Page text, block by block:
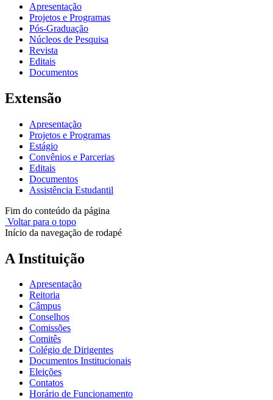
Apresentação
Projetos e Programas
Pós-Graduação
Núcleos de Pesquisa
Revista
Editais
Documentos
Extensão
Apresentação
Projetos e Programas
Estágio
Convênios e Parcerias
Editais
Documentos
Assistência Estudantil
Fim do conteúdo da página
Voltar para o topo
Início da navegação de rodapé
A Instituição
Apresentação
Reitoria
Câmpus
Conselhos
Comissões
Comitês
Colégio de Dirigentes
Documentos Institucionais
Eleições
Contatos
Horário de Funcionamento